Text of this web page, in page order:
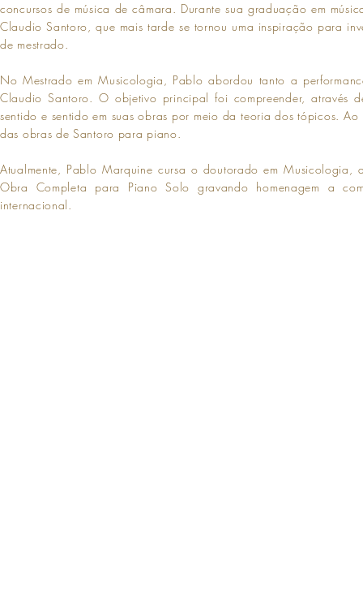
concursos de música de câmara. Durante sua graduação em
Claudio Santoro, que mais tarde se tornou uma inspiração para
de mestrado.
No Mestrado em Musicologia, Pablo abordou tanto a
Claudio Santoro. O objetivo principal foi compreender, através
sentido e sentido em suas obras por meio da teoria dos tópicos.
das obras de Santoro para piano.
Atualmente, Pablo Marquine cursa o doutorado em Musicologia,
Obra Completa para Piano Solo gravando homenagem a
internacional.